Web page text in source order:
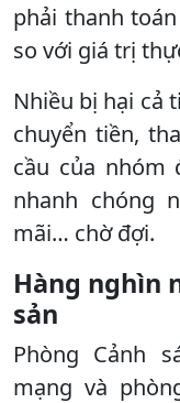
phải thanh
so với giá trị
Nhiều bị hại cả
chuyển tiền,
cầu của nhóm
nhanh chóng
mãi… chờ đợi.
Hàng nghìn
sản
Phòng Cảnh
mạng và